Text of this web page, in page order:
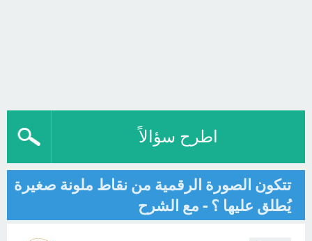
اطرح سؤالاً
تتكون الصورة الرقمية من نقاط ملونة صغيرة
يُطلق عليها ؟ - مع الشرح